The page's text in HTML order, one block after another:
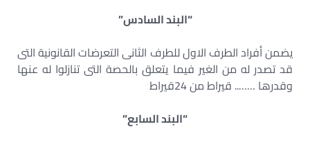
“البند السادس”
يضمن أفراد الطرف الاول للطرف الثانى التعرضات القانونية التى
قد تصدر له من الغير فيما يتعلق بالحصة التى تنازلوا له عنها
وقدرها …….. قيراط من 24قيراط
“البند السابع”